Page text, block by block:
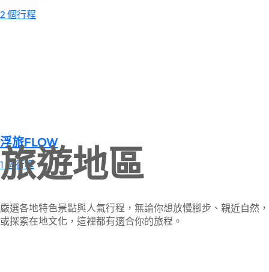
2 個行程
浮旅FLOW
1 個行程
旅遊地區
嚴選各地特色景點與人氣行程，無論你想放慢腳步、親近自然，
或探索在地文化，這裡都有適合你的旅程。